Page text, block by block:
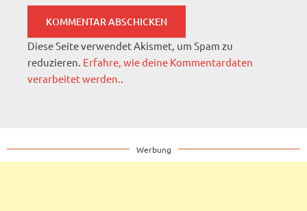
Diese Seite verwendet Akismet, um Spam zu
reduzieren. Erfahre, wie deine Kommentardaten
verarbeitet werden..
Werbung